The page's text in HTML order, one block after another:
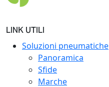
LINK UTILI
Soluzioni pneumatiche
Panoramica
Sfide
Marche